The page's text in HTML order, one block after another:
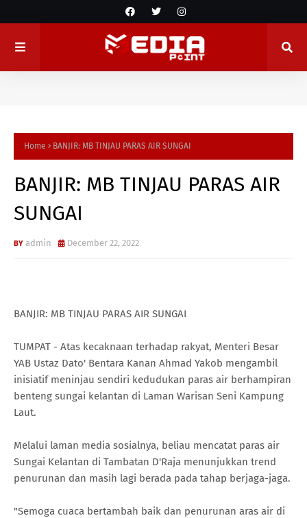
Home BANJIR: MB TINJAU PARAS AIR SUNGAI
BANJIR: MB TINJAU PARAS AIR
SUNGAI
admin December 22, 2022
BANJIR: MB TINJAU PARAS AIR SUNGAI
TUMPAT - Atas kecaknaan terhadap rakyat, Menteri Besar
YAB Ustaz Dato' Bentara Kanan Ahmad Yakob mengambil
inisiatif meninjau sendiri kedudukan paras air berhampiran
benteng sungai kelantan di Laman Warisan Seni Kampung
Laut.
Melalui laman media sosialnya, beliau mencatat paras air
Sungai Kelantan di Tambatan D'Raja menunjukkan trend
penurunan dan masih lagi berada pada tahap berjaga-jaga.
"Semoga cuaca bertambah baik dan penurunan aras air di